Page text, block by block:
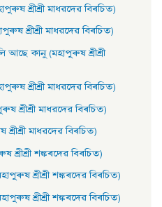
শ্ৰীশ্ৰী মাধৱদেৱ বিৰচিত)
শ্ৰীশ্ৰী মাধৱদেৱ বিৰচিত)
আছে কানু (মহাপুৰুষ শ্ৰীশ্ৰী
শ্ৰীশ্ৰী মাধৱদেৱ বিৰচিত)
শ্ৰীশ্ৰী মাধৱদেৱ বিৰচিত)
মাধৱদেৱ বিৰচিত)
শঙ্কৰদেৱ বিৰচিত)
শ্ৰীশ্ৰী শঙ্কৰদেৱ বিৰচিত)
শ্ৰীশ্ৰী শঙ্কৰদেৱ বিৰচিত)